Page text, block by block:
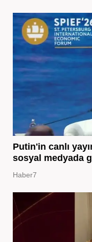
Putin'in canlı
sosyal medyada
Haber7